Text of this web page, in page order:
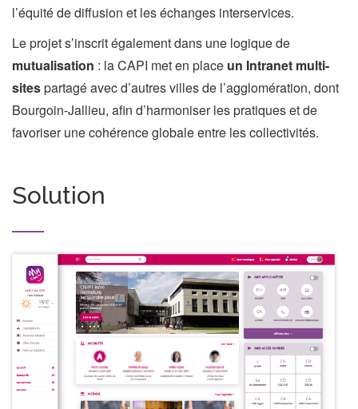
l’équité de diffusion et les échanges interservices.
Le projet s’inscrit également dans une logique de
mutualisation : la CAPI met en place un Intranet multi-
sitespartagé avec d’autres villes de l’agglomération, dont
Bourgoin-Jallieu, afin d’harmoniser les pratiques et de
favoriser une cohérence globale entre les collectivités.
Solution